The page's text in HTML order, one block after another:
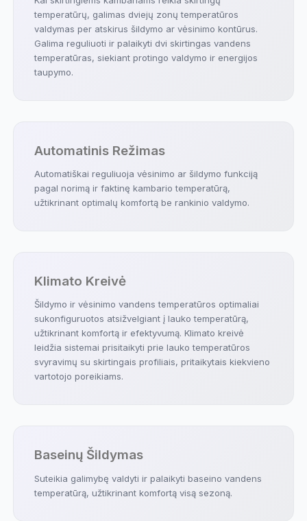
temperatūrų, galimas dviejų zonų temperatūros
valdymas per atskirus šildymo ar vėsinimo kontūrus.
Galima reguliuoti ir palaikyti dvi skirtingas vandens
temperatūras, siekiant protingo valdymo ir energijos
taupymo.
Automatinis Režimas
Automatiškai reguliuoja vėsinimo ar šildymo funkciją
pagal norimą ir faktinę kambario temperatūrą,
užtikrinant optimalų komfortą be rankinio valdymo.
Klimato Kreivė
Šildymo ir vėsinimo vandens temperatūros optimaliai
sukonfiguruotos atsižvelgiant į lauko temperatūrą,
užtikrinant komfortą ir efektyvumą. Klimato kreivė
leidžia sistemai prisitaikyti prie lauko temperatūros
svyravimų su skirtingais profiliais, pritaikytais kiekvieno
vartotojo poreikiams.
Baseinų Šildymas
Suteikia galimybę valdyti ir palaikyti baseino vandens
temperatūrą, užtikrinant komfortą visą sezoną.